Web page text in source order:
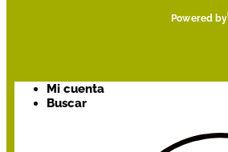
Powered by
Mi cuenta
Buscar